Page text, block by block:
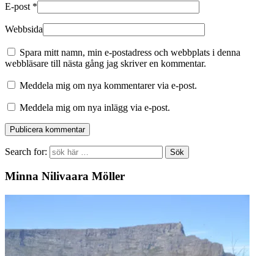
E-post *
Webbsida
Spara mitt namn, min e-postadress och webbplats i denna
webbläsare till nästa gång jag skriver en kommentar.
Meddela mig om nya kommentarer via e-post.
Meddela mig om nya inlägg via e-post.
Search for:
Minna Nilivaara Möller